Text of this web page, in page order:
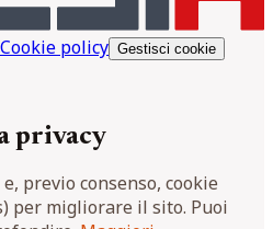
Cookie policy Gestisci cookie
privacy
previo consenso, cookie
per migliorare il sito. Puoi